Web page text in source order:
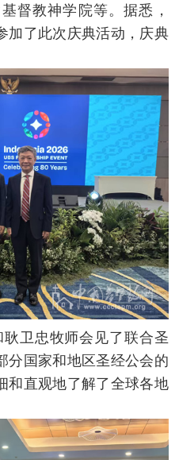
督教神学院等。据悉，
加了此次庆典活动，庆典
卫忠牧师会见了联合圣
分国家和地区圣经公会的
和直观地了解了全球各地